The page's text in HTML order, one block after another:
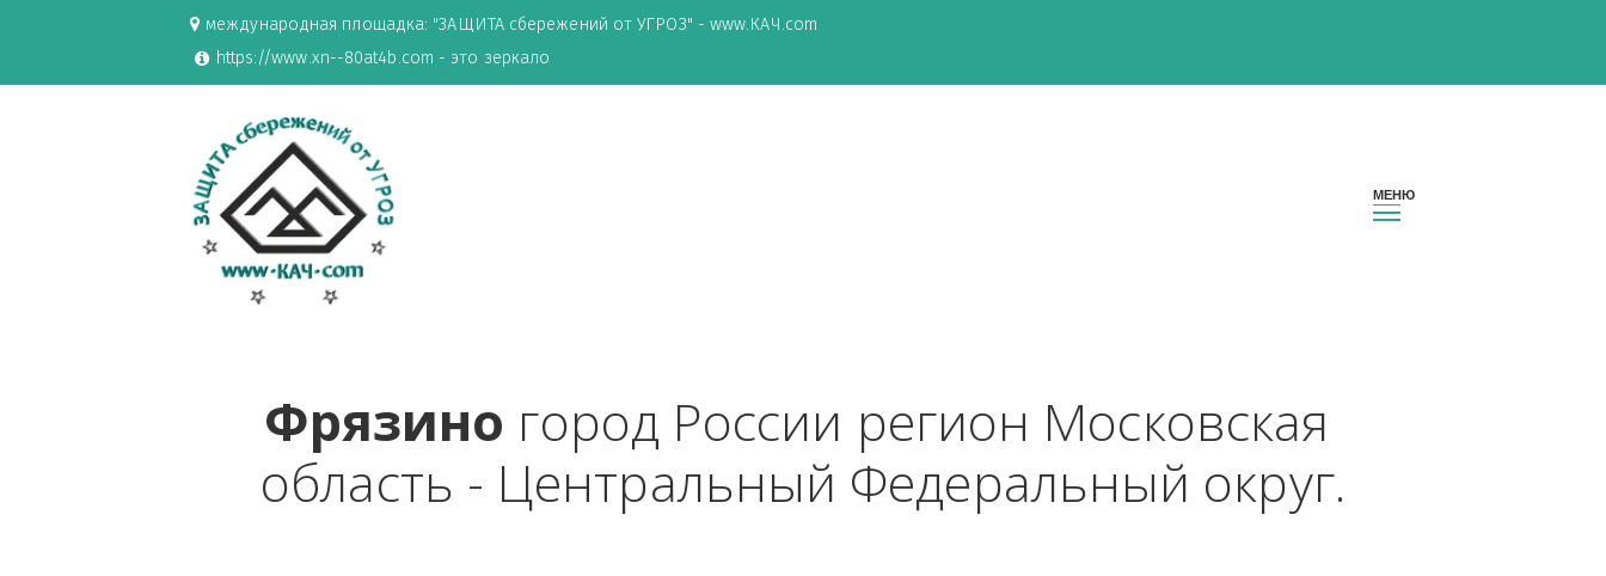
международная площадка: "ЗАЩИТА сбережений от УГРОЗ" - www.КАЧ.com
https://www.xn--80at4b.com - это зеркало
Фрязино город России регион Московская
область - Центральный Федеральный округ.